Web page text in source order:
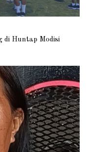
di Huntap Modisi